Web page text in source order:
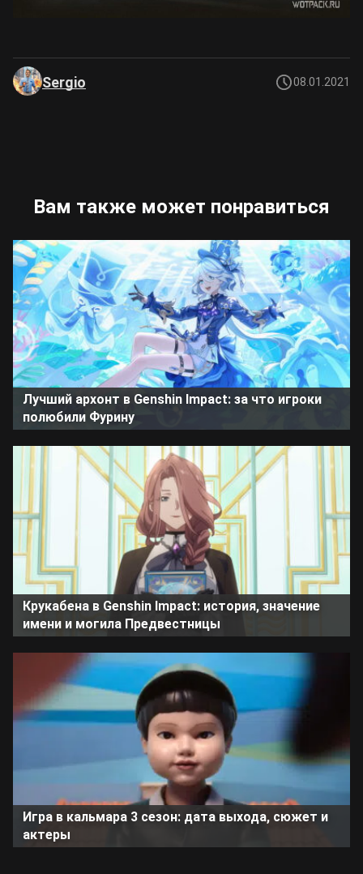
Sergio 08.01.2021
Вам также может понравиться
Лучший архонт в Genshin Impact: за что игроки
полюбили Фурину
Крукабена в Genshin Impact: история, значение
имени и могила Предвестницы
Игра в кальмара 3 сезон: дата выхода, сюжет и
актеры